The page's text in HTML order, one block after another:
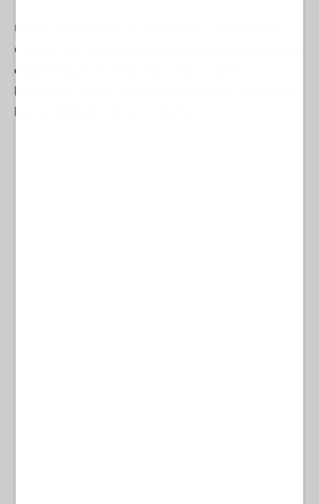
Un día después de su muerte, la Comandancia
General de Ceuta ha organizado un
castrense
legionario, que se había incorporado a esta unidad
hacía relativamente poco tiempo.